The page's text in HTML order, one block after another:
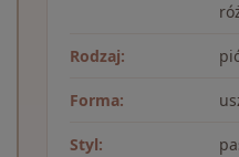
Rodzaj:
Forma:
Styl: